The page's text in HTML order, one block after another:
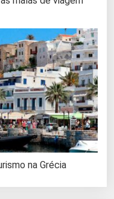
na Grécia